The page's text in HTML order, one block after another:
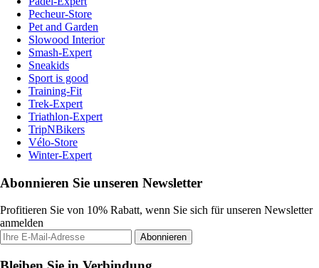
Pecheur-Store
Pet and Garden
Slowood Interior
Smash-Expert
Sneakids
Sport is good
Training-Fit
Trek-Expert
Triathlon-Expert
TripNBikers
Vélo-Store
Winter-Expert
Abonnieren Sie unseren Newsletter
Profitieren Sie von 10% Rabatt, wenn Sie sich für unseren Newsletter
anmelden
Abonnieren